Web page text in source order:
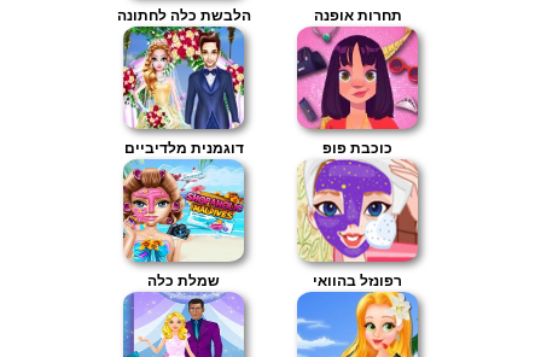
תחרות אופנה הלבשת כלה לחתונה
כוכבת פופ דוגמנית מלדיביים
רפונזל בהוואי שמלת כלה